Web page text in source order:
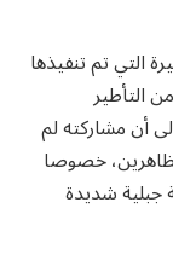
التي تم تنفيذها
التأطير
أن مشاركته لم
خصوصا
جبلية شديدة